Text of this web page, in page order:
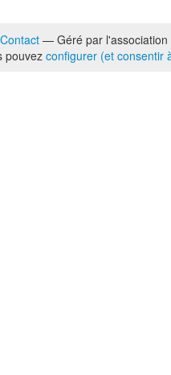
Contact — Géré par l'association
pouvezconfigurer (et consentir